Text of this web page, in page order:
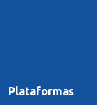
Plataformas